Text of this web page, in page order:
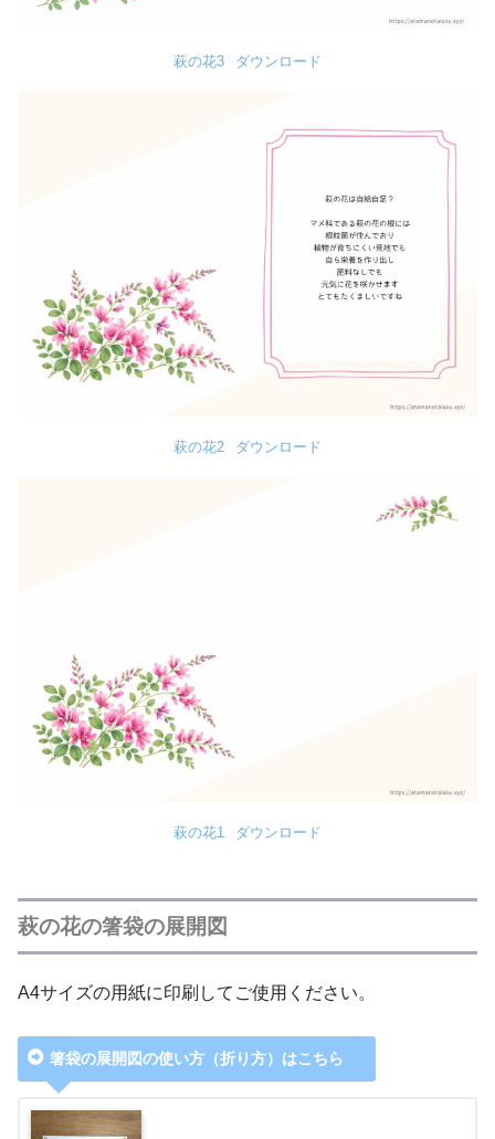
萩の花3 ダウンロード
萩の花2 ダウンロード
萩の花1 ダウンロード
萩の花の箸袋の展開図
A4サイズの用紙に印刷してご使用ください。
箸袋の展開図の使い方（折り方）はこちら